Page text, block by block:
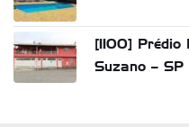
[1100] Prédio
Suzano – SP